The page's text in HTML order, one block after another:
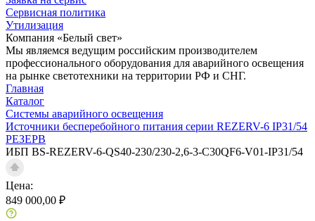
Сервисная политика
Утилизация
Компания «Белый свет»
Мы являемся ведущим российским производителем
профессионального оборудования для аварийного освещения
на рынке светотехники на территории РФ и СНГ.
Главная
Каталог
Системы аварийного освещения
Источники бесперебойного питания серии REZERV-6 IP31/54
РЕЗЕРВ
ИБП BS-REZERV-6-QS40-230/230-2,6-3-С30QF6-V01-IP31/54
Цена:
849 000,00 ₽